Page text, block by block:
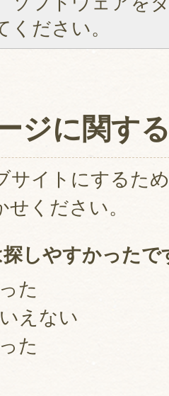
ださい。
ジに関す
サイトにするた
ください。
しやすかったで
た
えない
た